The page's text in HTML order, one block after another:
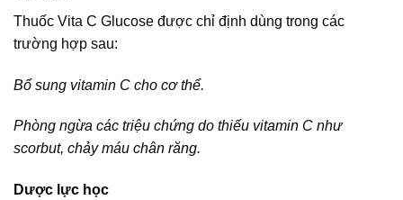
Thuốc Vita C Glucose được chỉ định dùng trong các
trường hợp sau:
Bổ sung vitamin C cho cơ thể.
Phòng ngừa các triệu chứng do thiếu vitamin C như
scorbut, chảy máu chân răng.
Dược lực học